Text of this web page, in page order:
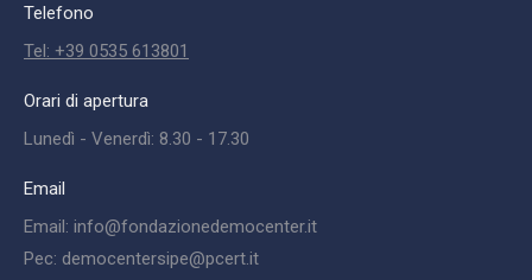
Telefono
Tel: +39 0535 613801
Orari di apertura
Lunedì - Venerdì: 8.30 - 17.30
Email
Email: info@fondazionedemocenter.it
Pec: democentersipe@pcert.it